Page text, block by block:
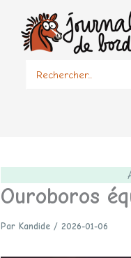
for:
Ouroboros
Par Kandide / 2026-01-06